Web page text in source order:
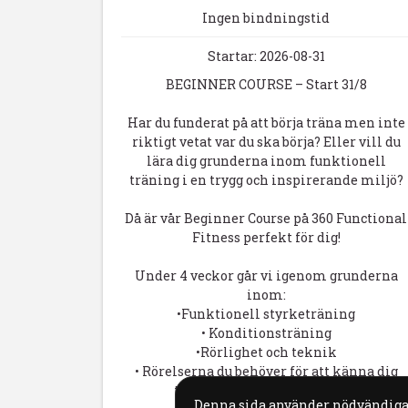
Ingen bindningstid
Startar: 2026-08-31
BEGINNER COURSE – Start 31/8
Har du funderat på att börja träna men inte
riktigt vetat var du ska börja? Eller vill du
lära dig grunderna inom funktionell
träning i en trygg och inspirerande miljö?
Då är vår Beginner Course på 360 Functional
Fitness perfekt för dig!
Under 4 veckor går vi igenom grunderna
inom:
•Funktionell styrketräning
• Konditionsträning
•Rörlighet och teknik
• Rörelserna du behöver för att känna dig
trygg i vår ordinarie träning